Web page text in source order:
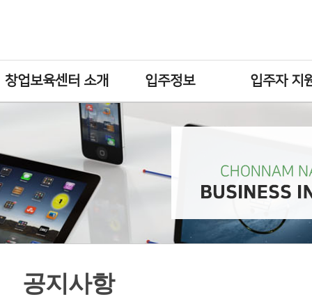
창업보육센터 소개 입주정보 입주자 지
공지사항